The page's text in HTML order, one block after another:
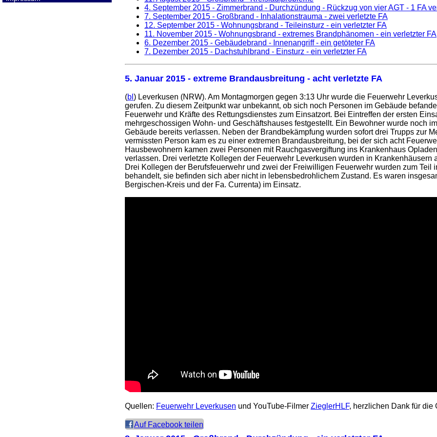
4. September 2015 - Zimmerbrand - Durchzündung - Rückzug von vier AGT - 1 FA
7. September 2015 - Großbrand - Inhalationstrauma - zwei verletzte FA
12. September 2015 - Wohnungsbrand - Teileinsturz - ein verletzter FA
11. November 2015 - Wohnungsbrand - extremes Brandphänomen - ein verletzter FA
6. Dezember 2015 - Gebäudebrand - Innenangriff - ein getöteter FA
7. Dezember 2015 - Dachstuhlbrand - Einsturz - ein verletzter FA
5. Januar 2015 - extreme Brandausbreitung - acht verletzte FA
(bl ) Leverkusen (NRW). Am Montagmorgen gegen 3:13 Uhr wurde die Feuerwehr
gerufen. Zu diesem Zeitpunkt war unbekannt, ob sich noch Personen im Gebäude
Feuerwehr und Kräfte des Rettungsdienstes zum Einsatzort. Bei Eintreffen der ersten
mehrgeschossigen Wohn- und Geschäftshauses festgestellt. Ein Bewohner wurde noch
Gebäude bereits verlassen. Neben der Brandbekämpfung wurden sofort drei Trupps zur
vermissten Person kam es zu einer extremen Brandausbreitung, bei der sich acht
Hausbewohnern kamen zwei Personen mit Rauchgasvergiftung ins Krankenhaus
verlassen. Drei verletzte Kollegen der Feuerwehr Leverkusen wurden in
Drei Kollegen der Berufsfeuerwehr und zwei der Freiwilligen Feuerwehr wurden zum
behandelt, sie befinden sich aber nicht in lebensbedrohlichem Zustand. Es waren
Bergischen-Kreis und der Fa. Currenta) im Einsatz.
Quellen: Feuerwehr Leverkusen und YouTube-Filmer ZieglerHLF, herzlichen Dank für die
Auf Facebook teilen